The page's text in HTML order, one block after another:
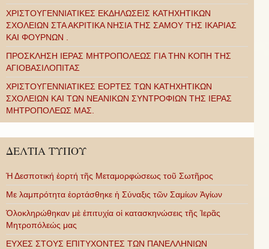
ΧΡΙΣΤΟΥΓΕΝΝΙΑΤΙΚΕΣ ΕΚΔΗΛΩΣΕΙΣ ΚΑΤΗΧΗΤΙΚΩΝ
ΣΧΟΛΕΙΩΝ ΣΤΑ ΑΚΡΙΤΙΚΑ ΝΗΣΙΑ ΤΗΣ ΣΑΜΟΥ ΤΗΣ ΙΚΑΡΙΑΣ
ΚΑΙ ΦΟΥΡΝΩΝ .
ΠΡΟΣΚΛΗΣΗ ΙΕΡΑΣ ΜΗΤΡΟΠΟΛΕΩΣ ΓΙΑ ΤΗΝ ΚΟΠΗ ΤΗΣ
ΑΓΙΟΒΑΣΙΛΟΠΙΤΑΣ
ΧΡΙΣΤΟΥΓΕΝΝΙΑΤΙΚΕΣ ΕΟΡΤΕΣ ΤΩΝ ΚΑΤΗΧΗΤΙΚΩΝ
ΣΧΟΛΕΙΩΝ ΚΑΙ ΤΩΝ ΝΕΑΝΙΚΩΝ ΣΥΝΤΡΟΦΙΩΝ ΤΗΣ ΙΕΡΑΣ
ΜΗΤΡΟΠΟΛΕΩΣ ΜΑΣ.
ΔΕΛΤΙΑ ΤΥΠΟΥ
Ἡ Δεσποτική ἑορτή τῆς Μεταμορφώσεως τοῦ Σωτῆρος
Με λαμπρότητα ἑορτάσθηκε ἡ Σύναξις τῶν Σαμίων Ἁγίων
Ὁλοκληρώθηκαν μὲ ἐπιτυχία οἱ κατασκηνώσεις τῆς Ἱερᾶς
Μητροπόλεώς μας
ΕΥΧΕΣ ΣΤΟΥΣ ΕΠΙΤΥΧΟΝΤΕΣ ΤΩΝ ΠΑΝΕΛΛΗΝΙΩΝ